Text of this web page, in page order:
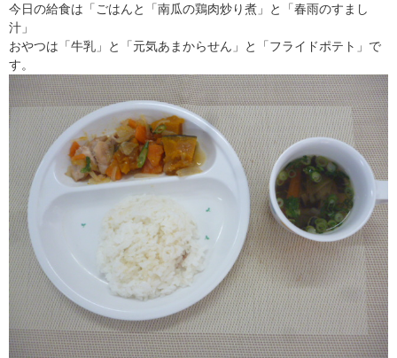
今日の給食は「ごはんと「南瓜の鶏肉炒り煮」と「春雨のすまし
汁」
おやつは「牛乳」と「元気あまからせん」と「フライドポテト」で
す。